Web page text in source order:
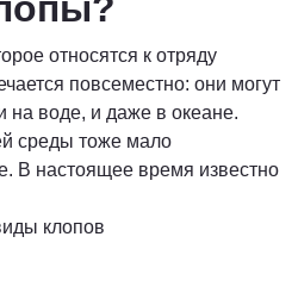
относятся к отряду
повсеместно: они могут
на воде, и даже в океане.
среды тоже мало
В настоящее время известно